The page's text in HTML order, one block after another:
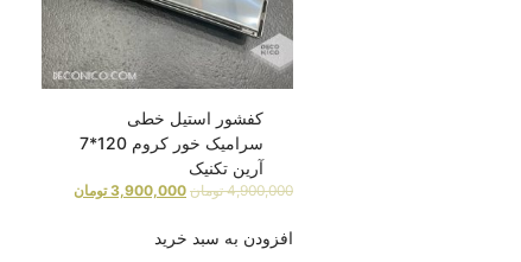
کفشور استیل خطی
سرامیک خور کروم 120*7
آرین تکنیک
4,900,000 تومان 3,900,000 تومان
افزودن به سبد خرید